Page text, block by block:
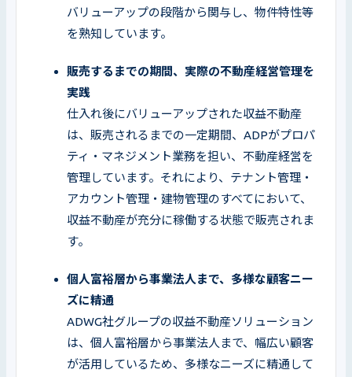
バリューアップの段階から関与し、物件特性等
を熟知しています。
販売するまでの期間、実際の不動産経営管理を
仕入れ後にバリューアップされた収益不動産
は、販売されるまでの一定期間、ADPがプロパ
ティ・マネジメント業務を担い、不動産経営を
管理しています。それにより、テナント管理・
アカウント管理・建物管理のすべてにおいて、
収益不動産が充分に稼働する状態で販売されま
す。
個人富裕層から事業法人まで、多様な顧客ニー
ADWG社グループの収益不動産ソリューション
は、個人富裕層から事業法人まで、幅広い顧客
が活用しているため、多様なニーズに精通して